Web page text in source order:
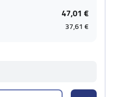
47,01 €
37,61 €